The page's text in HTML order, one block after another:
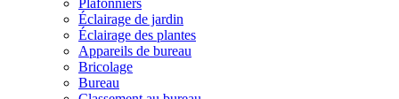
Plafonniers
Éclairage de jardin
Éclairage des plantes
Appareils de bureau
Bricolage
Bureau